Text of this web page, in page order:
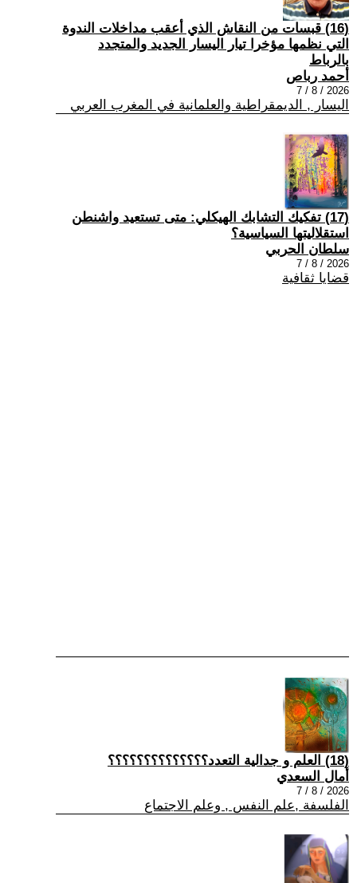
(16) قبسات من النقاش الذي أعقب مداخلات الندوة
التي نظمها مؤخرا تيار اليسار الجديد والمتجدد
بالرباط
أحمد رباص
2026 / 8 / 7
اليسار , الديمقراطية والعلمانية في المغرب العربي
(17) تفكيك التشابك الهيكلي: متى تستعيد واشنطن
استقلاليتها السياسية؟
سلطان الحربي
2026 / 8 / 7
قضايا ثقافية
(18) العلم و جدالية التعدد؟؟؟؟؟؟؟؟؟؟؟؟؟؟
أمال السعدي
2026 / 8 / 7
الفلسفة ,علم النفس , وعلم الاجتماع